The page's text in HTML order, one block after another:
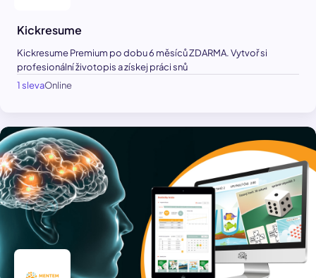
Kickresume
Kickresume Premium po dobu 6 měsíců ZDARMA. Vytvoř si
profesionální životopis a získej práci snů
1 slevaOnline